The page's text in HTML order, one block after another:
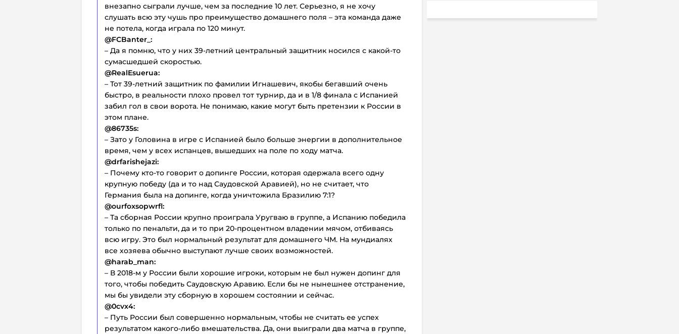
внезапно сыграли лучше, чем за последние 10 лет. Серьезно, я не хочу
слушать всю эту чушь про преимущество домашнего поля – эта команда даже
не потела, когда играла по 120 минут.
@FCBanter_:
– Да я помню, что у них 39-летний центральный защитник носился с какой-то
сумасшедшей скоростью.
@RealEsuerua:
– Тот 39-летний защитник по фамилии Игнашевич, якобы бегавший очень
быстро, в реальности плохо провел тот турнир, да и в 1/8 финала с Испанией
забил гол в свои ворота. Не понимаю, какие могут быть претензии к России в
этом плане.
@86735s:
– Зато у Головина в игре с Испанией было больше энергии в дополнительное
время, чем у всех испанцев, вышедших на поле по ходу матча.
@drfarishejazi:
– Почему кто-то говорит о допинге России, которая одержала всего одну
крупную победу (да и то над Саудовской Аравией), но не считает, что
Германия была на допинге, когда уничтожила Бразилию 7:1?
@ourfoxsopwrfl:
– Та сборная России крупно проиграла Уругваю в группе, а Испанию победила
только по пенальти, да и то при 20-процентном владении мячом, отбиваясь
всю игру. Это был нормальный результат для домашнего ЧМ. На мундиалях
все хозяева обычно выступают лучше своих возможностей.
@harab_man:
– В 2018-м у России были хорошие игроки, которым не был нужен допинг для
того, чтобы победить Саудовскую Аравию. Если бы не нынешнее отстранение,
мы бы увидели эту сборную в хорошем состоянии и сейчас.
@0cvx4:
– Путь России был совершенно нормальным, чтобы не считать ее успех
результатом какого-либо вмешательства. Да, они выиграли два матча в группе,